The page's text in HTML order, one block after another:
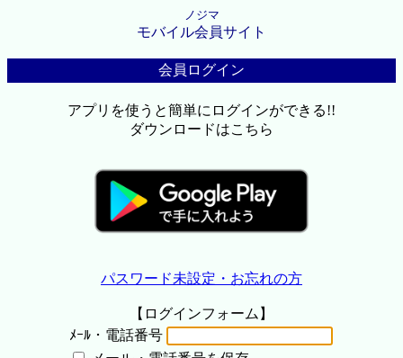
ノジマ
モバイル会員サイト
会員ログイン
アプリを使うと簡単にログインができる!!
ダウンロードはこちら
パスワード未設定・お忘れの方
【ログインフォーム】
ﾒｰﾙ・電話番号